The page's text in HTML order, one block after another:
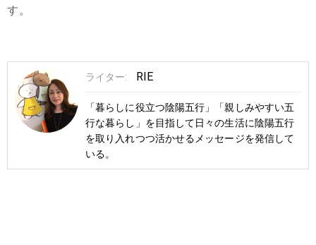
す。
ライター: RIE
「暮らしに役立つ陰陽五行」「親しみやすい五
行な暮らし」を目指して日々の生活に陰陽五行
を取り入れつつ活かせるメッセージを発信して
いる。